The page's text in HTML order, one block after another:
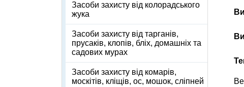
Засоби захисту від колорадського
жука
Засоби захисту від тарганів,
прусаків, клопів, бліх, домашніх та
садових мурах
Засоби захисту від комарів,
москітів, кліщів, ос, мошок, сліпней